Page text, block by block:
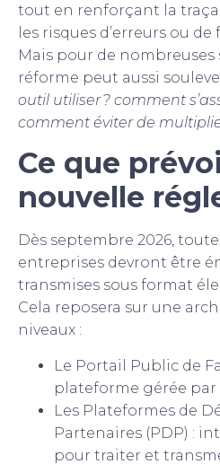
tout en renforçant la
les risques d’erreurs ou de
Mais pour de nombreuses
réforme peut aussi
outil utiliser ? comment
comment éviter de
Ce que
nouvelle
Dès septembre 2026,
entreprises devront être
transmises sous format
Cela reposera sur une
niveaux :
Le Portail Public de
plateforme gérée par
Les Plateformes de
Partenaires (PDP) :
pour traiter et